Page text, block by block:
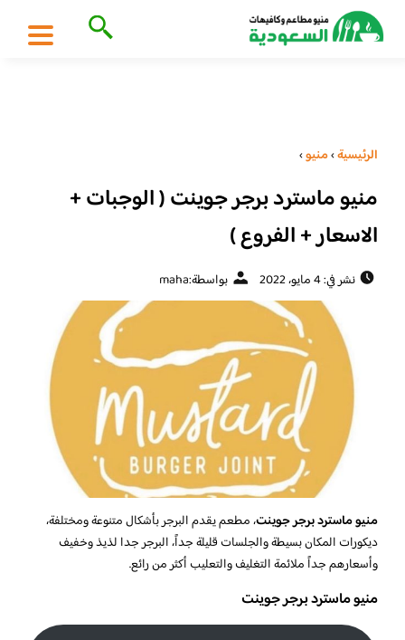
الرئيسية›منيو›
منيو ماسترد برجر جوينت ( الوجبات +
الاسعار + الفروع )
نشر في: 4 مايو، 2022 بواسطة:maha
منيو ماسترد برجر جوينت، مطعم يقدم البرجر بأشكال متنوعة ومختلفة،
ديكورات المكان بسيطة والجلسات قليلة جداً، البرجر جدا لذيذ وخفيف
وأسعارهم جداً ملائمة التغليف والتعليب أكثر من رائع.
منيو ماسترد برجر جوينت